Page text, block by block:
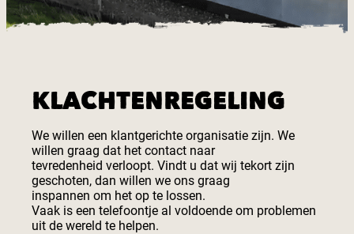
KLACHTENREGELING
We willen een klantgerichte organisatie zijn. We
willen graag dat het contact naar
tevredenheid verloopt. Vindt u dat wij tekort zijn
geschoten, dan willen we ons graag
inspannen om het op te lossen.
Vaak is een telefoontje al voldoende om problemen
uit de wereld te helpen.